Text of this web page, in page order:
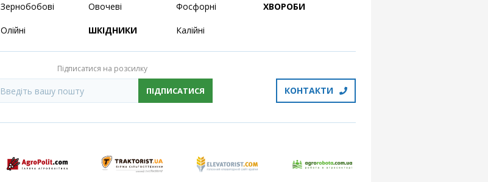
Зернобобові
Олійні
Овочеві
ШКІДНИКИ
Фосфорні
Калійні
ХВОРОБИ
Підписатися на розсилку
ПІДПИСАТИСЯ КОНТАКТИ